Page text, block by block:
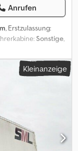
Anrufen
, Erstzulassung:
Sonstige
2.420 mm, Baujahr:
Aufbau:
76730
Dsdpfx Aiei
Kleinanzeige